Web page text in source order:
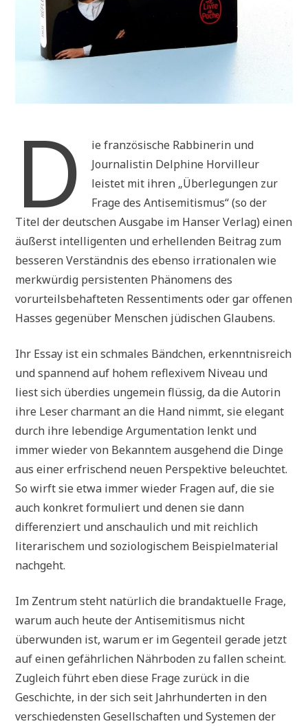
D
ie französische Rabbinerin und
Journalistin Delphine Horvilleur
leistet mit ihren „Überlegungen zur
Frage des Antisemitismus“ (so der
Titel der deutschen Ausgabe im Hanser Verlag) einen
äußerst intelligenten und erhellenden Beitrag zum
besseren Verständnis des ebenso irrationalen wie
merkwürdig persistenten Phänomens des
vorurteilsbehafteten Ressentiments oder gar offenen
Hasses gegenüber Menschen jüdischen Glaubens.
Ihr Essay ist ein schmales Bändchen, erkenntnisreich
und spannend auf hohem reflexivem Niveau und
liest sich überdies ungemein flüssig, da die Autorin
ihre Leser charmant an die Hand nimmt, sie elegant
durch ihre lebendige Argumentation lenkt und
immer wieder von Bekanntem ausgehend die Dinge
aus einer erfrischend neuen Perspektive beleuchtet.
So wirft sie etwa immer wieder Fragen auf, die sie
auch konkret formuliert und denen sie dann
differenziert und anschaulich und mit reichlich
literarischem und soziologischem Beispielmaterial
nachgeht.
Im Zentrum steht natürlich die brandaktuelle Frage,
warum auch heute der Antisemitismus nicht
überwunden ist, warum er im Gegenteil gerade jetzt
auf einen gefährlichen Nährboden zu fallen scheint.
Zugleich führt eben diese Frage zurück in die
Geschichte, in der sich seit Jahrhunderten in den
verschiedensten Gesellschaften und Systemen der